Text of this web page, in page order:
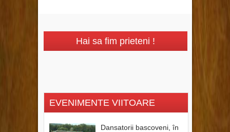
Hai sa fim prieteni !
EVENIMENTE VIITOARE
Dansatorii bascoveni, în